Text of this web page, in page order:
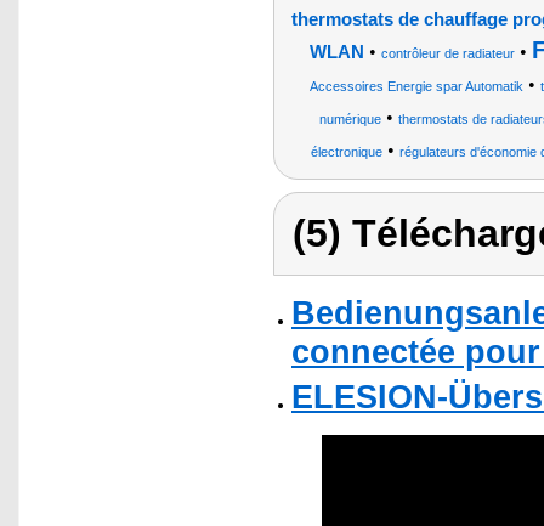
thermostats de chauffage
WLAN • contrôleur de radiateur•
Accessoires Energie spar Automatik •
numérique • thermostats de
électronique • régulateurs d'économie
(5)
connectée
ELESION-